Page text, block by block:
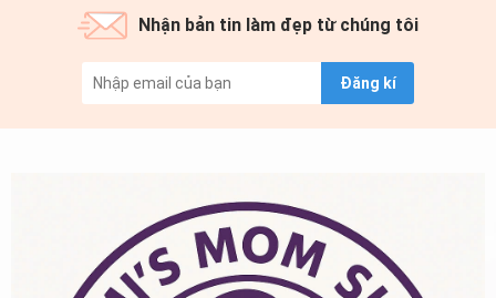
Nhận bản tin làm đẹp từ chúng tôi
Đăng kí